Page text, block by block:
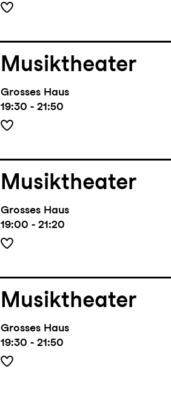
Musiktheater
Grosses Haus
19:30 - 21:50
Musiktheater
Grosses Haus
19:00 - 21:20
Musiktheater
Grosses Haus
19:30 - 21:50